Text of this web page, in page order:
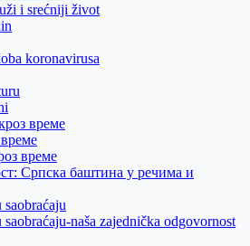
i srećniji život
koronavirusa
време
време
Српска баштина у речима и
saobraćaju
saobraćaju-naša zajednička odgovornost